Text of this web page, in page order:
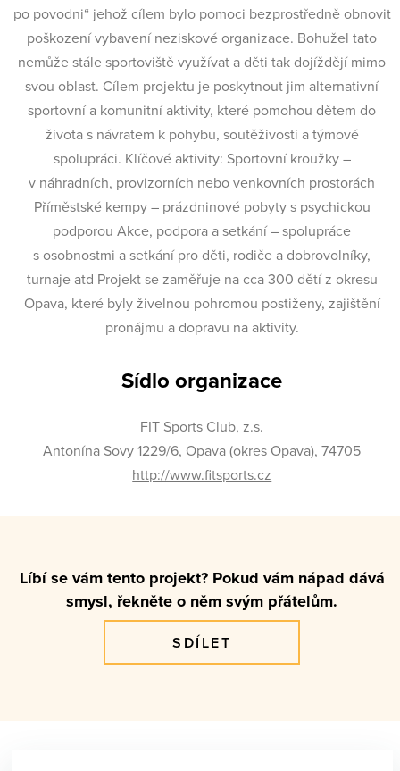
po povodni“ jehož cílem bylo pomoci bezprostředně obnovit
poškození vybavení neziskové organizace. Bohužel tato
nemůže stále sportoviště využívat a děti tak dojíždějí mimo
svou oblast. Cílem projektu je poskytnout jim alternativní
sportovní a komunitní aktivity, které pomohou dětem do
života s návratem k pohybu, soutěživosti a týmové
spolupráci. Klíčové aktivity: Sportovní kroužky –
v náhradních, provizorních nebo venkovních prostorách
Příměstské kempy – prázdninové pobyty s psychickou
podporou Akce, podpora a setkání – spolupráce
s osobnostmi a setkání pro děti, rodiče a dobrovolníky,
turnaje atd Projekt se zaměřuje na cca 300 dětí z okresu
Opava, které byly živelnou pohromou postiženy, zajištění
pronájmu a dopravu na aktivity.
Sídlo organizace
FIT Sports Club, z.s.
Antonína Sovy 1229/6, Opava (okres Opava), 74705
http://www.fitsports.cz
Líbí se vám tento projekt? Pokud vám nápad dává
smysl, řekněte o něm svým přátelům.
SDÍLET